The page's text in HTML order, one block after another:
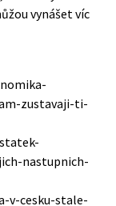
vynášet víc
zustavaji-ti-
nastupnich-
v-cesku-stale-